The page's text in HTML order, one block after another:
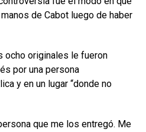
de Cabot luego de haber
ocho originales le fueron
por una persona
y en un lugar “donde no
que me los entregó. Me